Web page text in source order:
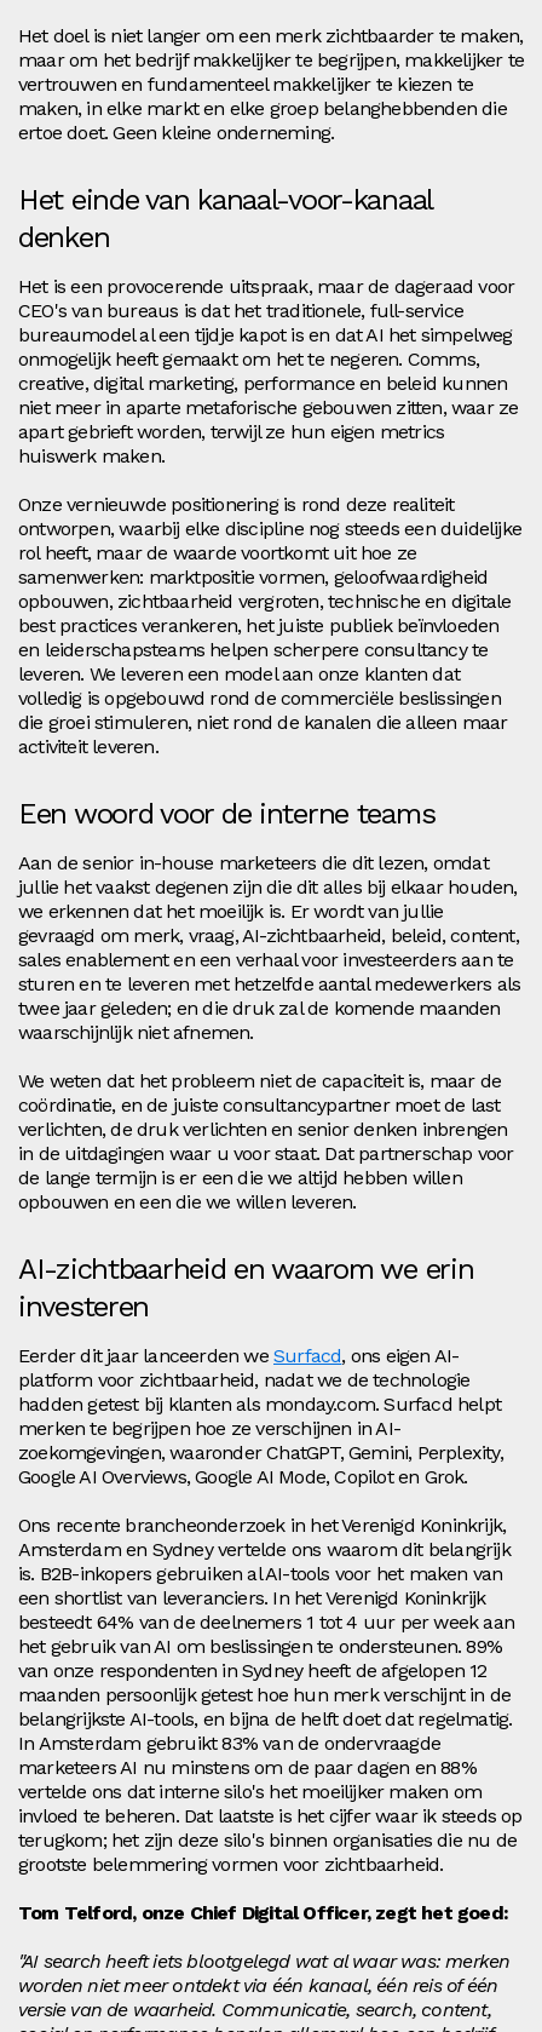
Het doel is niet langer om een merk zichtbaarder te maken,
maar om het bedrijf makkelijker te begrijpen, makkelijker te
vertrouwen en fundamenteel makkelijker te kiezen te
maken, in elke markt en elke groep belanghebbenden die
ertoe doet. Geen kleine onderneming.
Het einde van kanaal-voor-kanaal
denken
Het is een provocerende uitspraak, maar de dageraad voor
CEO's van bureaus is dat het traditionele, full-service
bureaumodel al een tijdje kapot is en dat AI het simpelweg
onmogelijk heeft gemaakt om het te negeren. Comms,
creative, digital marketing, performance en beleid kunnen
niet meer in aparte metaforische gebouwen zitten, waar ze
apart gebrieft worden, terwijl ze hun eigen metrics
huiswerk maken.
Onze vernieuwde positionering is rond deze realiteit
ontworpen, waarbij elke discipline nog steeds een duidelijke
rol heeft, maar de waarde voortkomt uit hoe ze
samenwerken: marktpositie vormen, geloofwaardigheid
opbouwen, zichtbaarheid vergroten, technische en digitale
best practices verankeren, het juiste publiek beïnvloeden
en leiderschapsteams helpen scherpere consultancy te
leveren. We leveren een model aan onze klanten dat
volledig is opgebouwd rond de commerciële beslissingen
die groei stimuleren, niet rond de kanalen die alleen maar
activiteit leveren.
Een woord voor de interne teams
Aan de senior in-house marketeers die dit lezen, omdat
jullie het vaakst degenen zijn die dit alles bij elkaar houden,
we erkennen dat het moeilijk is. Er wordt van jullie
gevraagd om merk, vraag, AI-zichtbaarheid, beleid, content,
sales enablement en een verhaal voor investeerders aan te
sturen en te leveren met hetzelfde aantal medewerkers als
twee jaar geleden; en die druk zal de komende maanden
waarschijnlijk niet afnemen.
We weten dat het probleem niet de capaciteit is, maar de
coördinatie, en de juiste consultancypartner moet de last
verlichten, de druk verlichten en senior denken inbrengen
in de uitdagingen waar u voor staat. Dat partnerschap voor
de lange termijn is er een die we altijd hebben willen
opbouwen en een die we willen leveren.
AI-zichtbaarheid en waarom we erin
investeren
Eerder dit jaar lanceerden we Surfacd, ons eigen AI-
platform voor zichtbaarheid, nadat we de technologie
hadden getest bij klanten als monday.com. Surfacd helpt
merken te begrijpen hoe ze verschijnen in AI-
zoekomgevingen, waaronder ChatGPT, Gemini, Perplexity,
Google AI Overviews, Google AI Mode, Copilot en Grok.
Ons recente brancheonderzoek in het Verenigd Koninkrijk,
Amsterdam en Sydney vertelde ons waarom dit belangrijk
is. B2B-inkopers gebruiken al AI-tools voor het maken van
een shortlist van leveranciers. In het Verenigd Koninkrijk
besteedt 64% van de deelnemers 1 tot 4 uur per week aan
het gebruik van AI om beslissingen te ondersteunen. 89%
van onze respondenten in Sydney heeft de afgelopen 12
maanden persoonlijk getest hoe hun merk verschijnt in de
belangrijkste AI-tools, en bijna de helft doet dat regelmatig.
In Amsterdam gebruikt 83% van de ondervraagde
marketeers AI nu minstens om de paar dagen en 88%
vertelde ons dat interne silo's het moeilijker maken om
invloed te beheren. Dat laatste is het cijfer waar ik steeds op
terugkom; het zijn deze silo's binnen organisaties die nu de
grootste belemmering vormen voor zichtbaarheid.
Tom Telford, onze Chief Digital Officer, zegt het goed:
"AI search heeft iets blootgelegd wat al waar was: merken
worden niet meer ontdekt via één kanaal, één reis of één
versie van de waarheid. Communicatie, search, content,